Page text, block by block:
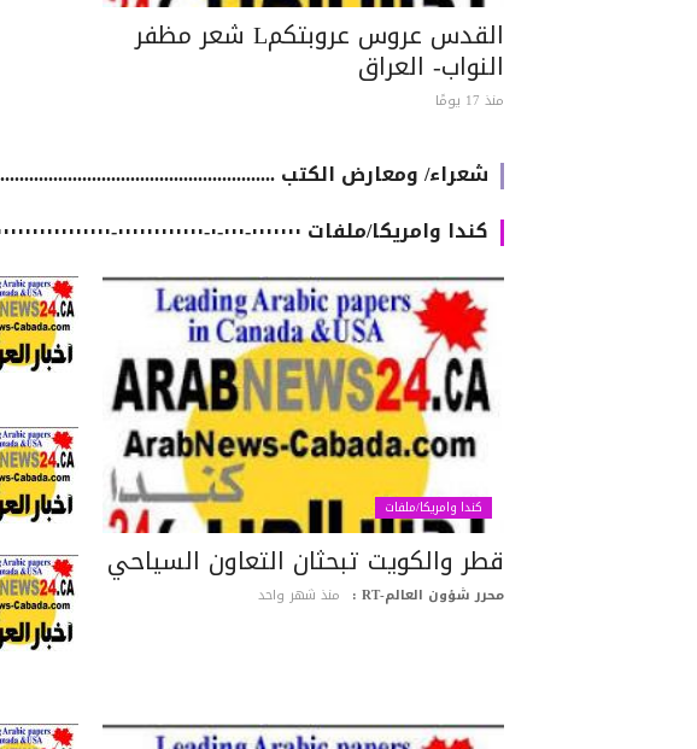
القدس عروس عروبتكمL شعر مظفر
النواب- العراق
منذ 17 يومًا
شعراء/ ومعارض الكتب
كندا وامريكا/ملفات ٠٠٠٠٠٠٠-٠٠٠-٠-٠٠٠٠٠٠٠٠٠٠٠٠-٠٠٠٠٠٠٠٠٠٠٠٠٠٠٠٠٠٠٠٠٠٠٠٠٠٠٠٠٠٠٠٠٠٠٠٠٠٠٠٠٠٠
كندا وامريكا/ملفات
قطر والكويت تبحثان التعاون السياحي
محرر شؤون العالم-RT : منذ شهر واحد